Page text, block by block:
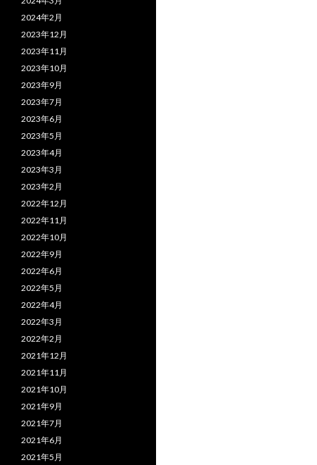
2024年2月
2023年12月
2023年11月
2023年10月
2023年9月
2023年7月
2023年6月
2023年5月
2023年4月
2023年3月
2023年2月
2022年12月
2022年11月
2022年10月
2022年9月
2022年6月
2022年5月
2022年4月
2022年3月
2022年2月
2021年12月
2021年11月
2021年10月
2021年9月
2021年7月
2021年6月
2021年5月